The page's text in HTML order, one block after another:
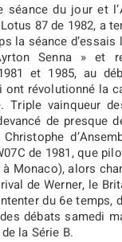
séance du jour et
87 de 1982, a
la séance d’essais
Senna » et
et 1985, au
ont révolutionné la
Triple vainqueur
de presque
de 1981, que
Monaco), alors
de Werner, le
du 6e temps,
débats samedi
la Série B.